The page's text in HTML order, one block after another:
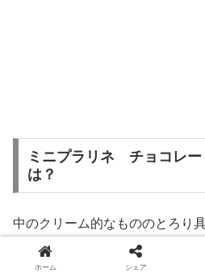
ミニプラリネ チョコレー
は？
中のクリーム的なもののとろり
トリュフが一番です。
ホーム シェア